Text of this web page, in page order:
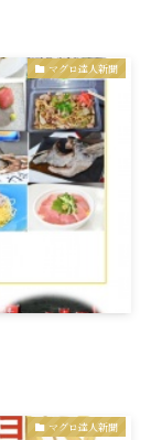
マグロ達人新聞
マグロ達人新聞